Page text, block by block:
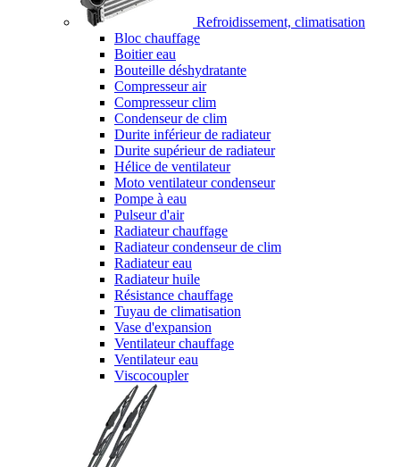
Refroidissement, climatisation
Bloc chauffage
Boitier eau
Bouteille déshydratante
Compresseur air
Compresseur clim
Condenseur de clim
Durite inférieur de radiateur
Durite supérieur de radiateur
Hélice de ventilateur
Moto ventilateur condenseur
Pompe à eau
Pulseur d'air
Radiateur chauffage
Radiateur condenseur de clim
Radiateur eau
Radiateur huile
Résistance chauffage
Tuyau de climatisation
Vase d'expansion
Ventilateur chauffage
Ventilateur eau
Viscocoupler